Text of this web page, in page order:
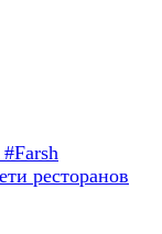
ресторанов